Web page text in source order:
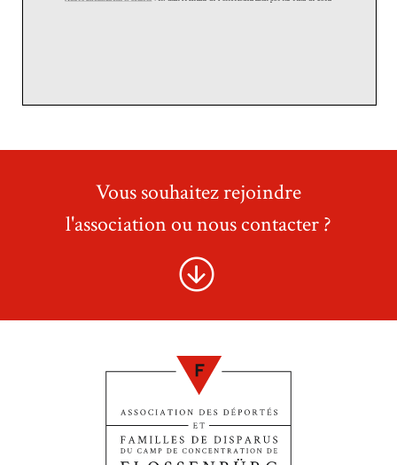
Vous souhaitez rejoindre
l'association ou nous contacter ?